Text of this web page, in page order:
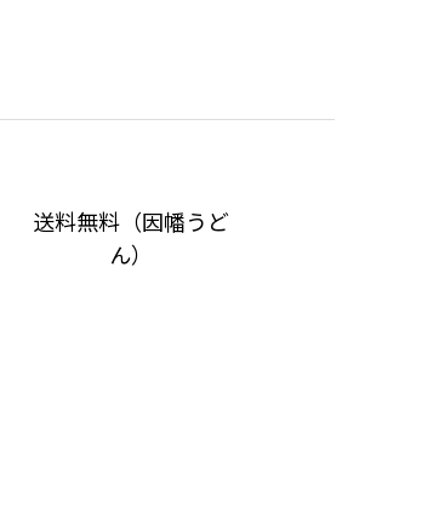
送料無料（因幡うど
ん）